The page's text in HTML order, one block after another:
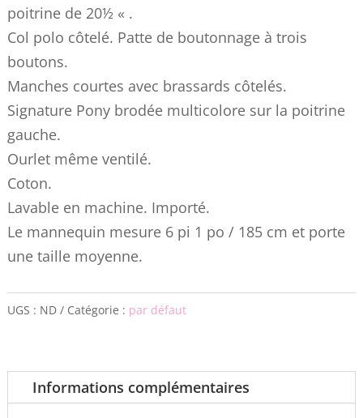
poitrine de 20½ « .
Col polo côtelé. Patte de boutonnage à trois
boutons.
Manches courtes avec brassards côtelés.
Signature Pony brodée multicolore sur la poitrine
gauche.
Ourlet même ventilé.
Coton.
Lavable en machine. Importé.
Le mannequin mesure 6 pi 1 po / 185 cm et porte
une taille moyenne.
UGS : ND Catégorie : par défaut
Informations complémentaires